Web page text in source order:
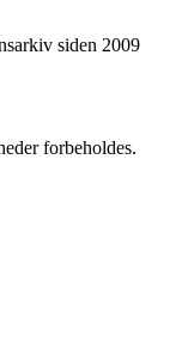
siden 2009
forbeholdes.